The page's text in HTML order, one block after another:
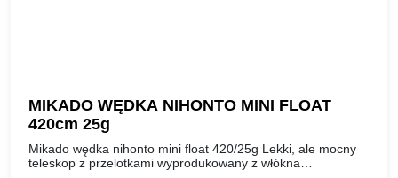
MIKADO WĘDKA NIHONTO MINI FLOAT
420cm 25g
Mikado wędka nihonto mini float 420/25g Lekki, ale mocny
teleskop z przelotkami wyprodukowany z włókna